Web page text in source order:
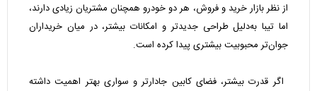
از نظر بازار خرید و فروش، هر دو خودرو همچنان مشتریان زیادی دارند،
اما تیبا به‌دلیل طراحی جدیدتر و امکانات بیشتر، در میان خریداران
جوان‌تر محبوبیت بیشتری پیدا کرده است.
اگر قدرت بیشتر، فضای کابین جادارتر و سواری بهتر اهمیت داشته